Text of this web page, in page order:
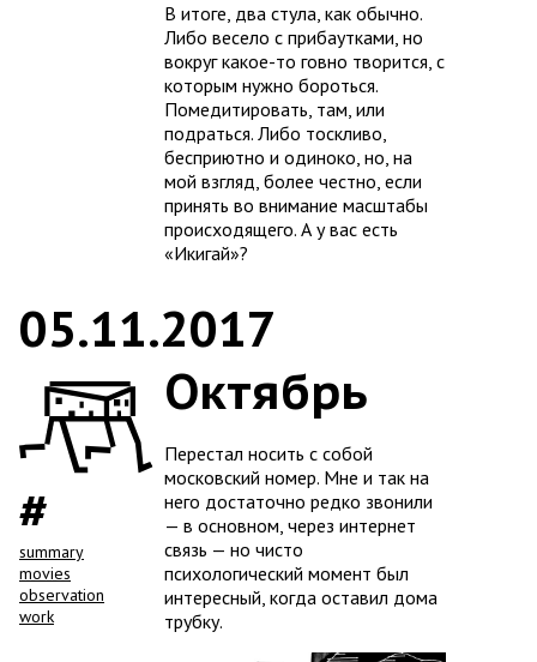
В итоге, два стула, как обычно.
Либо весело с прибаутками, но
вокруг какое-то говно творится, с
которым нужно бороться.
Помедитировать, там, или
подраться. Либо тоскливо,
бесприютно и одиноко, но, на
мой взгляд, более честно, если
принять во внимание масштабы
происходящего. А у вас есть
«Икигай»?
summary
movies
observation
work
05.11.2017
Октябрь
Перестал носить с собой
московский номер. Мне и так на
него достаточно редко звонили
— в основном, через интернет
связь — но чисто
психологический момент был
интересный, когда оставил дома
трубку.